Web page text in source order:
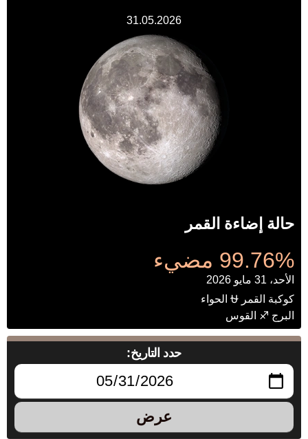
31.05.2026
حالة إضاءة القمر
99.76% مضيء
الأحد، 31 مايو 2026
كوكبة القمر ⛎ الحواء
البرج ♐ القوس
حدد التاريخ:
عرض